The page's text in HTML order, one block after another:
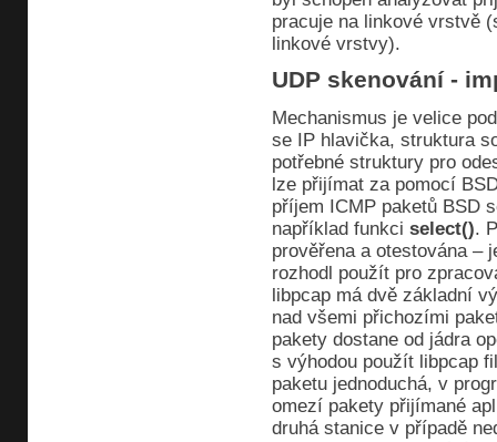
pracuje na linkové vrstvě
linkové vrstvy).
UDP skenování -
Mechanismus je velice
se IP hlavička, struktura
potřebné struktury pro
lze přijímat za pomocí
příjem ICMP paketů BSD
například funkci select().
prověřena a otestována –
rozhodl použít pro
libpcap má dvě základní
nad všemi přichozími
pakety dostane od jádra
s výhodou použít libpcap
paketu jednoduchá, v
omezí pakety přijímané
druhá stanice v případě